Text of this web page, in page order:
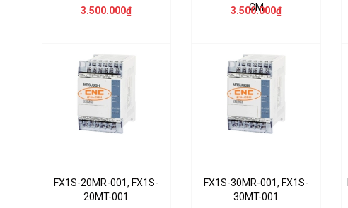
3.500.000₫
CM
3.500.000₫
FX1S-20MR-001, FX1S-
20MT-001
FX1S-30MR-001, FX1S-
30MT-001